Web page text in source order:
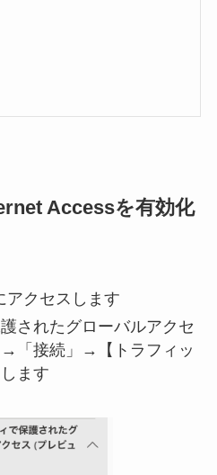
Accessを有効化
アクセスします
されたグローバルアクセ
→「接続」→【トラフィッ
ます